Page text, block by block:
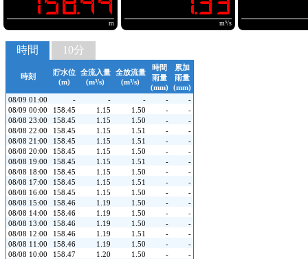
m m³/s
時間
時刻
貯水位
(m)
全流入量
(m³/s)
全放流量
(m³/s)
時間
雨量
(mm)
累加
雨量
(mm)
08/09 01:00
- - - -
-
08/09 00:00
158.45 1.15 1.50 -
-
08/08 23:00
158.45 1.15 1.50 -
-
08/08 22:00
158.45 1.15 1.51 -
-
08/08 21:00
158.45 1.15 1.51 -
-
08/08 20:00
158.45 1.15 1.50 -
-
08/08 19:00
158.45 1.15 1.51 -
-
08/08 18:00
158.45 1.15 1.50 -
-
08/08 17:00
158.45 1.15 1.51 -
-
08/08 16:00
158.45 1.15 1.50 -
-
08/08 15:00
158.46 1.19 1.50 -
-
08/08 14:00
158.46 1.19 1.50 -
-
08/08 13:00
158.46 1.19 1.50 -
-
08/08 12:00
158.46 1.19 1.51 -
-
08/08 11:00
158.46 1.19 1.50 -
-
08/08 10:00
158.47 1.20 1.50 -
-
10分